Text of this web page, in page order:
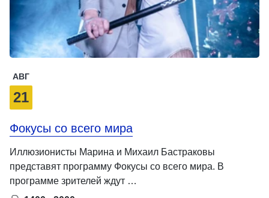
АВГ
21
Фокусы со всего мира
Иллюзионисты Марина и Михаил Бастраковы
представят программу Фокусы со всего мира. В
программе зрителей ждут …